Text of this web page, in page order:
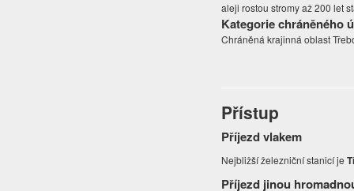
aleji rostou stromy až 200 let
Kategorie chráněného
Chráněná krajinná oblast
Přístup
Příjezd vlakem
Nejbližší železniční stanicí je
Příjezd jinou